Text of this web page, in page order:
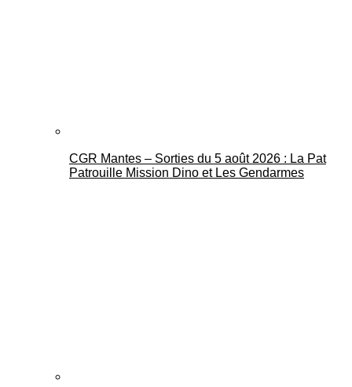
CGR Mantes – Sorties du 5 août 2026 : La Pat
Patrouille Mission Dino et Les Gendarmes